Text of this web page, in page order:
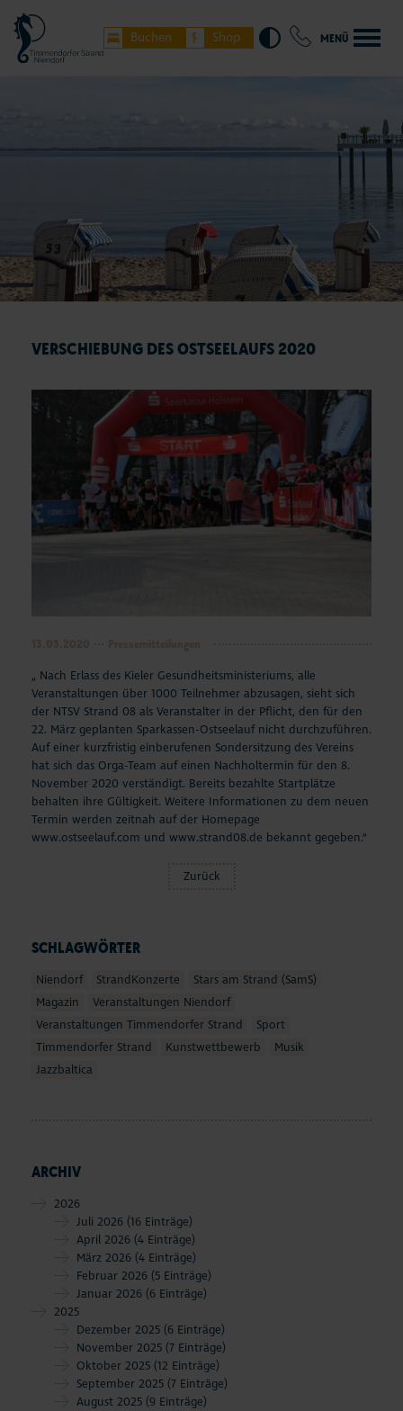
Buchen Shop MENÜ
SCHLAGWÖRTER
Niendorf StrandKonzerte
Stars am Strand (SamS)
Magazin
Veranstaltungen Niendorf
Veranstaltungen Timmendorfer Strand
Sport
Timmendorfer Strand
Kunstwettbewerb
Musik
Jazzbaltica
ARCHIV
2026
Juli 2026 (16 Einträge)
April 2026 (4 Einträge)
März 2026 (4 Einträge)
Februar 2026 (5 Einträge)
Januar 2026 (6 Einträge)
2025
Dezember 2025 (6 Einträge)
November 2025 (7 Einträge)
Oktober 2025 (12 Einträge)
September 2025 (7 Einträge)
August 2025 (9 Einträge)
VERSCHIEBUNG DES OSTSEELAUFS 2020
„ Nach Erlass des Kieler Gesundheitsministeriums, alle
Veranstaltungen über 1000 Teilnehmer abzusagen, sieht sich
der NTSV Strand 08 als Veranstalter in der Pflicht, den für den
22. März geplanten Sparkassen-Ostseelauf nicht durchzuführen.
Auf einer kurzfristig einberufenen Sondersitzung des Vereins
hat sich das Orga-Team auf einen Nachholtermin für den 8.
November 2020 verständigt. Bereits bezahlte Startplätze
behalten ihre Gültigkeit. Weitere Informationen zu dem neuen
Termin werden zeitnah auf der Homepage
www.ostseelauf.com und www.strand08.de bekannt gegeben.“
Zurück